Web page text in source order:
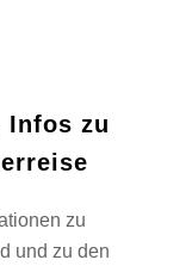
Infos zu
zu
und zu den